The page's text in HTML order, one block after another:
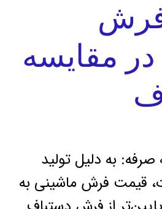
فرش
مقایسه
به دلیل تولید
قیمت فرش ماشینی به